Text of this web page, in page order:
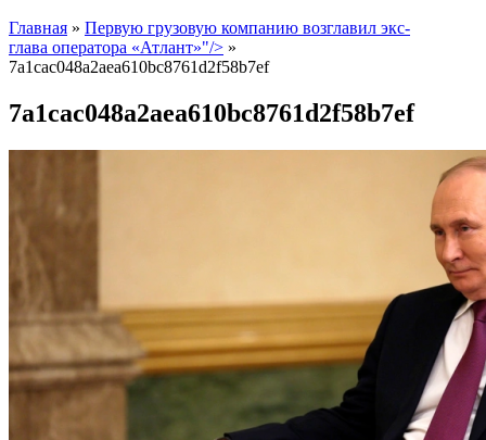
Главная » Первую грузовую компанию возглавил экс-
глава оператора «Атлант»"/> »
7a1cac048a2aea610bc8761d2f58b7ef
7a1cac048a2aea610bc8761d2f58b7ef